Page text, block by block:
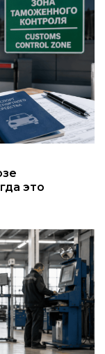
это